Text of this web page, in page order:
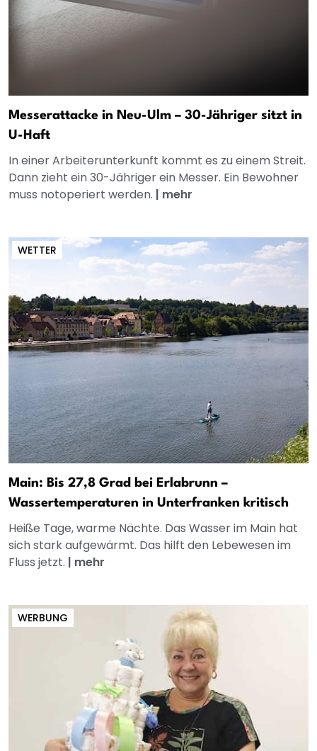
Messerattacke in Neu-Ulm – 30-Jähriger sitzt in
U-Haft
In einer Arbeiterunterkunft kommt es zu einem Streit.
Dann zieht ein 30-Jähriger ein Messer. Ein Bewohner
muss notoperiert werden. | mehr
WETTER
Main: Bis 27,8 Grad bei Erlabrunn –
Wassertemperaturen in Unterfranken kritisch
Heiße Tage, warme Nächte. Das Wasser im Main hat
sich stark aufgewärmt. Das hilft den Lebewesen im
Fluss jetzt. | mehr
WERBUNG